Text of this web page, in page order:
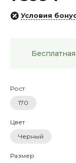
Условия
Рост
170
Цвет
Черный
Размер